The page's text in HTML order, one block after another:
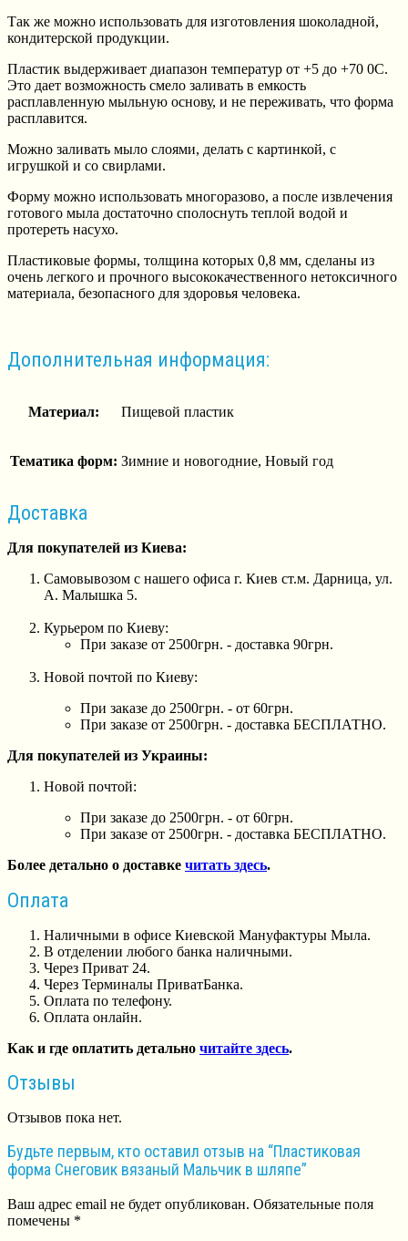
Так же можно использовать для изготовления шоколадной,
кондитерской продукции.
Пластик выдерживает диапазон температур от +5 до +70 0С.
Это дает возможность смело заливать в емкость
расплавленную мыльную основу, и не переживать, что форма
расплавится.
Можно заливать мыло слоями, делать с картинкой, с
игрушкой и со свирлами.
Форму можно использовать многоразово, а после извлечения
готового мыла достаточно сполоснуть теплой водой и
протереть насухо.
Пластиковые формы, толщина которых 0,8 мм, сделаны из
очень легкого и прочного высококачественного нетоксичного
материала, безопасного для здоровья человека.
Дополнительная информация:
Материал: Пищевой пластик
Тематика форм: Зимние и новогодние, Новый год
Доставка
Для покупателей из Киева:
Самовывозом с нашего офиса г. Киев ст.м. Дарница, ул.
А. Малышка 5.
Курьером по Киеву:
При заказе от 2500грн. - доставка 90грн.
Новой почтой по Киеву:
При заказе до 2500грн. - от 60грн.
При заказе от 2500грн. - доставка БЕСПЛАТНО.
Для покупателей из Украины:
Новой почтой:
При заказе до 2500грн. - от 60грн.
При заказе от 2500грн. - доставка БЕСПЛАТНО.
Более детально о доставке читать здесь.
Оплата
Наличными в офисе Киевской Мануфактуры Мыла.
В отделении любого банка наличными.
Через Приват 24.
Через Терминалы ПриватБанка.
Оплата по телефону.
Оплата онлайн.
Как и где оплатить детально читайте здесь.
Отзывы
Отзывов пока нет.
Будьте первым, кто оставил отзыв на “Пластиковая
форма Снеговик вязаный Мальчик в шляпе”
Ваш адрес email не будет опубликован. Обязательные поля
помечены *